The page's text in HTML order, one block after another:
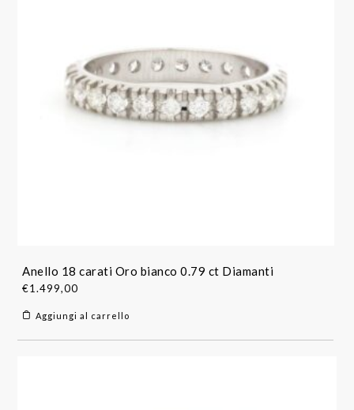
Anello 18 carati Oro bianco 0.79 ct Diamanti
€1.499,00
Aggiungi al carrello